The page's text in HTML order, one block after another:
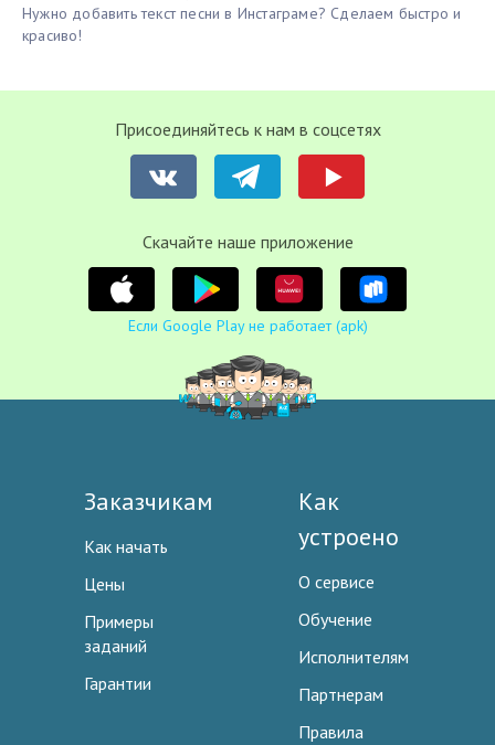
Нужно добавить текст песни в Инстаграме? Сделаем быстро и
красиво!
Присоединяйтесь к нам в соцсетях
Cкачайте наше приложение
Если Google Play не работает (apk)
Заказчикам
Как начать
Цены
Примеры
заданий
Гарантии
Как
устроено
О сервисе
Обучение
Исполнителям
Партнерам
Правила